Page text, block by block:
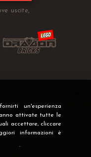
un'esperienza
attivate tutte le
accettare, cliccare
informazioni è
.
uscite,